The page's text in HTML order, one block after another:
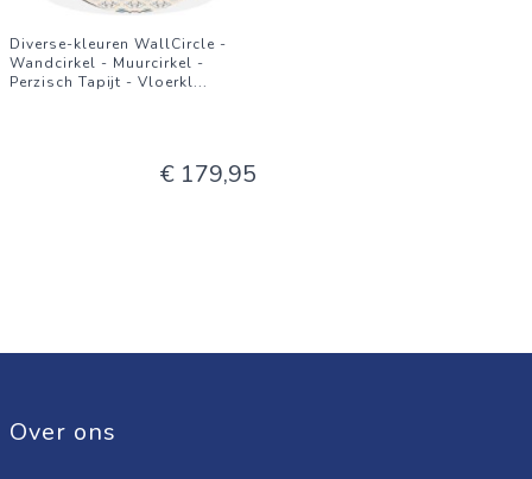
Diverse-kleuren WallCircle -
Wandcirkel - Muurcirkel -
Perzisch Tapijt - Vloerkl...
€ 179,95
Over ons